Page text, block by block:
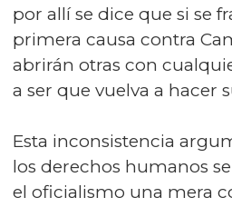
por allí se dice que si se
primera causa contra
abrirán otras con
a ser que vuelva a hacer
Esta inconsistencia
los derechos humanos
el oficialismo una mera